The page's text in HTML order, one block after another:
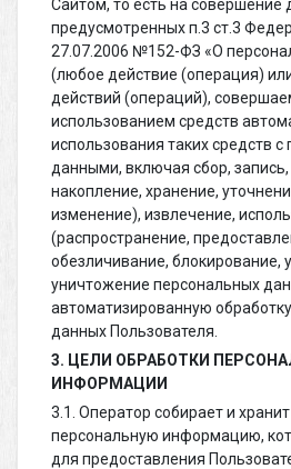
Сайтом, то есть на совершение
предусмотренных п.3 ст.3
27.07.2006 №152-ФЗ «О
(любое действие (операция)
действий (операций),
использованием средств
использования таких средств
данными, включая сбор,
накопление, хранение,
изменение), извлечение,
(распространение,
обезличивание, блокирование,
уничтожение персональных
автоматизированную
данных Пользователя.
3. ЦЕЛИ ОБРАБОТКИ
ИНФОРМАЦИИ
3.1. Оператор собирает и
персональную информацию,
для предоставления